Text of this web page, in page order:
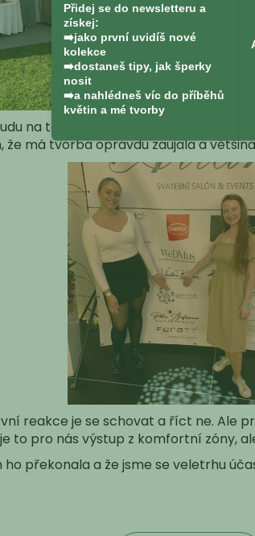
na takové akci, kde bude plno lidí.
má tvorba opravdu zaujala a
reakce je se schovat a říct ne. Ale
to pro nás výstup z komfortní zóny,
překonala a že jsme se veletrhu
Přidej se do newsletteru a
získej:
➡️jako první uvidíš nové
kolekce
➡️dostaneš tipy, jak šperky
nosit
➡️a nahlédneš víc do příběhů
květin a mé tvorby